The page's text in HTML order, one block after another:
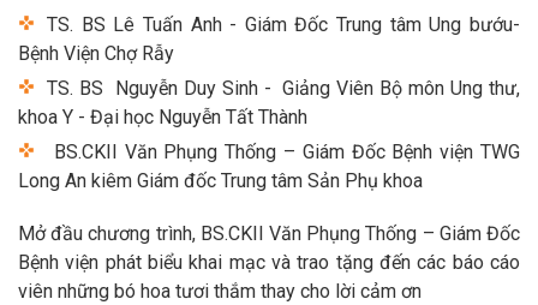
TS. BS Lê Tuấn Anh - Giám Đốc Trung tâm Ung bướu-
Bệnh Viện Chợ Rẫy
TS. BS Nguyễn Duy Sinh - Giảng Viên Bộ môn Ung thư,
khoa Y - Đại học Nguyễn Tất Thành
BS.CKII Văn Phụng Thống – Giám Đốc Bệnh viện TWG
Long An kiêm Giám đốc Trung tâm Sản Phụ khoa
Mở đầu chương trình, BS.CKII Văn Phụng Thống – Giám Đốc
Bệnh viện phát biểu khai mạc và trao tặng đến các báo cáo
viên những bó hoa tươi thắm thay cho lời cảm ơn